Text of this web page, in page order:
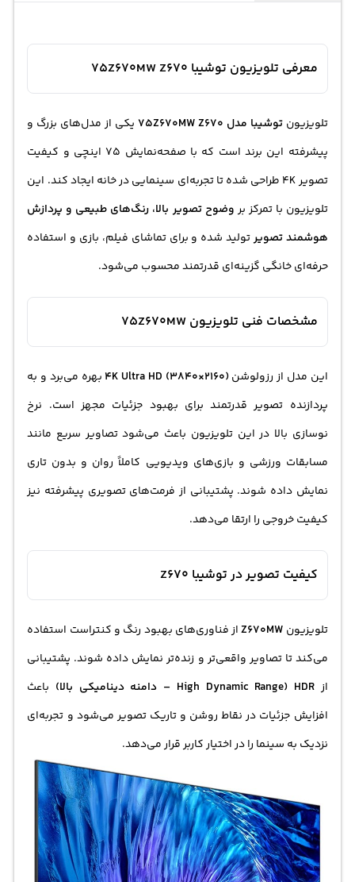
معرفی تلویزیون توشیبا 75Z670MW Z670
تلویزیونتوشیبا مدل 75Z670MW Z670
یکی از مدل‌های بزرگ و
پیشرفته این برند است که با صفحه‌نمایش 75 اینچی و کیفیت
تصویر 4K طراحی شده تا تجربه‌ای سینمایی در خانه ایجاد کند. این
تلویزیون با تمرکز بروضوح تصویر بالا، رنگ‌های طبیعی و پردازش
هوشمند تصویرتولید شده و برای تماشای فیلم، بازی و استفاده
حرفه‌ای خانگی گزینه‌ای قدرتمند محسوب می‌شود.
مشخصات فنی تلویزیون 75Z670MW
این مدل از رزولوشن4K Ultra HD (3840×2160) بهره می‌برد و به
پردازنده تصویر قدرتمند برای بهبود جزئیات مجهز است. نرخ
نوسازی بالا در این تلویزیون باعث می‌شود تصاویر سریع مانند
مسابقات ورزشی و بازی‌های ویدیویی کاملاً روان و بدون تاری
نمایش داده شوند. پشتیبانی از فرمت‌های تصویری پیشرفته نیز
کیفیت خروجی را ارتقا می‌دهد.
کیفیت تصویر در توشیبا Z670
تلویزیون Z670MWاز فناوری‌های بهبود رنگ و کنتراست استفاده
می‌کند تا تصاویر واقعی‌تر و زنده‌تر نمایش داده شوند. پشتیبانی
ازHDR (High Dynamic Range – دامنه دینامیکی بالا)
باعث
افزایش جزئیات در نقاط روشن و تاریک تصویر می‌شود و تجربه‌ای
نزدیک به سینما را در اختیار کاربر قرار می‌دهد.